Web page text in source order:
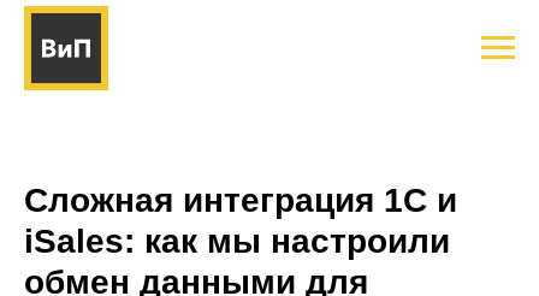
Сложная интеграция 1С и
iSales: как мы настроили
обмен данными для